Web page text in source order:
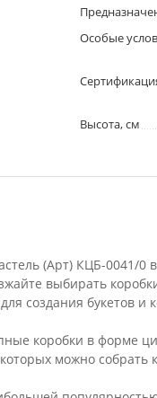
Особые
Высота, см
(Арт) КЦБ-0041/
выбирать
создания букетов и
коробки в форме
можно